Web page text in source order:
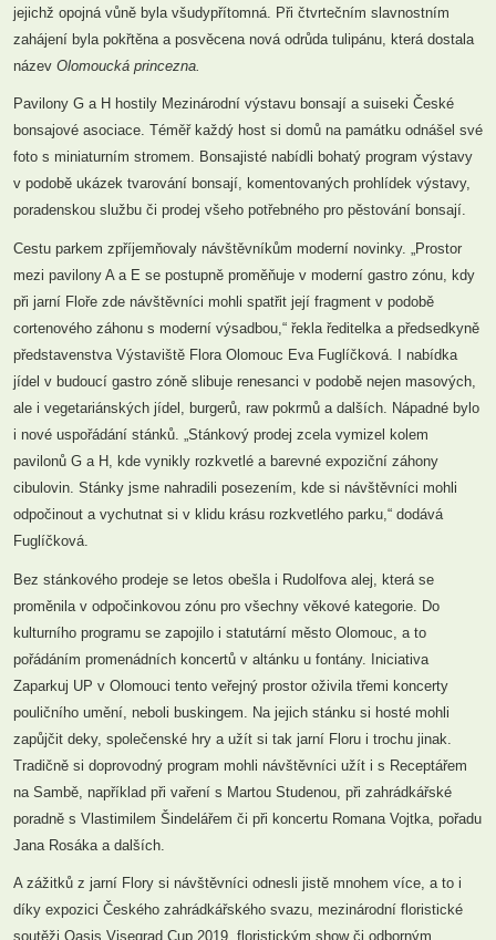
jejichž opojná vůně byla všudypřítomná. Při čtvrtečním slavnostním
zahájení byla pokřtěna a posvěcena nová odrůda tulipánu, která dostala
název Olomoucká princezna.
Pavilony G a H hostily Mezinárodní výstavu bonsají a suiseki České
bonsajové asociace. Téměř každý host si domů na památku odnášel své
foto s miniaturním stromem. Bonsajisté nabídli bohatý program výstavy
v podobě ukázek tvarování bonsají, komentovaných prohlídek výstavy,
poradenskou službu či prodej všeho potřebného pro pěstování bonsají.
Cestu parkem zpříjemňovaly návštěvníkům moderní novinky. „Prostor
mezi pavilony A a E se postupně proměňuje v moderní gastro zónu, kdy
při jarní Floře zde návštěvníci mohli spatřit její fragment v podobě
cortenového záhonu s moderní výsadbou,“ řekla ředitelka a předsedkyně
představenstva Výstaviště Flora Olomouc Eva Fuglíčková. I nabídka
jídel v budoucí gastro zóně slibuje renesanci v podobě nejen masových,
ale i vegetariánských jídel, burgerů, raw pokrmů a dalších. Nápadné bylo
i nové uspořádání stánků. „Stánkový prodej zcela vymizel kolem
pavilonů G a H, kde vynikly rozkvetlé a barevné expoziční záhony
cibulovin. Stánky jsme nahradili posezením, kde si návštěvníci mohli
odpočinout a vychutnat si v klidu krásu rozkvetlého parku,“ dodává
Fuglíčková.
Bez stánkového prodeje se letos obešla i Rudolfova alej, která se
proměnila v odpočinkovou zónu pro všechny věkové kategorie. Do
kulturního programu se zapojilo i statutární město Olomouc, a to
pořádáním promenádních koncertů v altánku u fontány. Iniciativa
Zaparkuj UP v Olomouci tento veřejný prostor oživila třemi koncerty
pouličního umění, neboli buskingem. Na jejich stánku si hosté mohli
zapůjčit deky, společenské hry a užít si tak jarní Floru i trochu jinak.
Tradičně si doprovodný program mohli návštěvníci užít i s Receptářem
na Sambě, například při vaření s Martou Studenou, při zahrádkářské
poradně s Vlastimilem Šindelářem či při koncertu Romana Vojtka, pořadu
Jana Rosáka a dalších.
A zážitků z jarní Flory si návštěvníci odnesli jistě mnohem více, a to i
díky expozici Českého zahrádkářského svazu, mezinárodní floristické
soutěži Oasis Visegrad Cup 2019, floristickým show či odborným